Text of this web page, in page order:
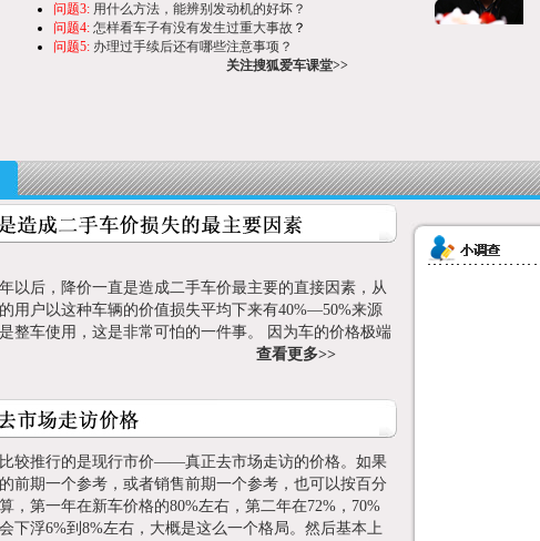
问题3: 用什么方法，能辨别发动机的好坏？
问题4: 怎样看车子有没有发生过重大事故 ？
问题5: 办理过手续后还有哪些注意事项？
关注搜狐爱车课堂>>
以后，降价一直是造成二手车价最主要的直接因素，从
用户以这种车辆的价值损失平均下来有40%—50%来源
整车使用，这是非常可怕的一件事。 因为车的价格极端
定。…… 查看更多>>
较推行的是现行市价——真正去市场走访的价格。如果
前期一个参考，或者销售前期一个参考，也可以按百分
，第一年在新车价格的80%左右，第二年在72%，70%
下浮6%到8%左右，大概是这么一个格局。然后基本上